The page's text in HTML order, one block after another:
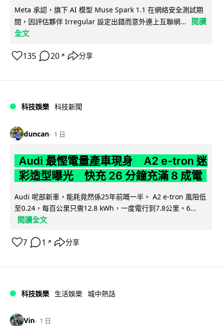
Meta 承認，旗下 AI 模型 Muse Spark 1.1 在網絡安全測試期
間，因評估夥伴 Irregular 設定出錯而意外連上互聯網...
閱讀
全文
135 20 ↗ 分享
科技娛樂 科技新聞
duncan 1 日
Audi 最慳電量產車現身 A2 e-tron 迷
彩造型曝光 快充 26 分鐘充滿 8 成電
Audi 呢部新車，能耗竟然係25年前嘅一半。 A2 e-tron 風阻低
至0.24，每百公里只需12.8 kWh，一度電行到7.8公里。6...
閱讀全文
7 1 ↗ 分享
科技娛樂 生活娛樂 城中熱話
Vin 1 日